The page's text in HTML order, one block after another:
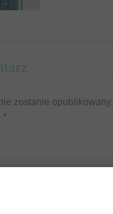
zostanie opublikowany.
*